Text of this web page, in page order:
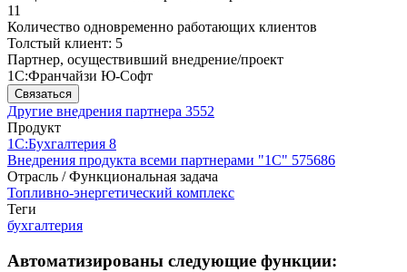
11
Количество одновременно работающих клиентов
Толстый клиент: 5
Партнер, осуществивший внедрение/проект
1С:Франчайзи Ю-Софт
Связаться
Другие внедрения партнера 3552
Продукт
1С:Бухгалтерия 8
Внедрения продукта всеми партнерами "1С" 575686
Отрасль / Функциональная задача
Топливно-энергетический комплекс
Теги
бухгалтерия
Автоматизированы следующие функции: